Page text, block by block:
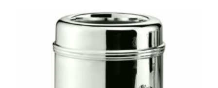
da
€682,00
a
€4.086,00